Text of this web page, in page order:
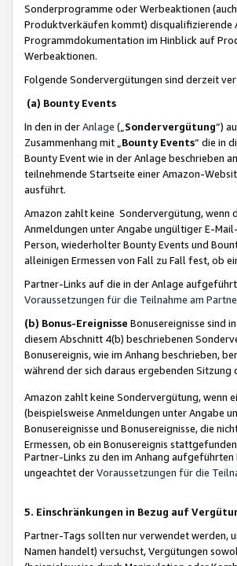
Sonderprogramme oder Werbeaktionen
Produktverkäufen kommt) disqualifizierende
Programmdokumentation im Hinblick auf
Werbeaktionen.
Folgende Sondervergütungen sind derzeit
(a) Bounty Events
In den in derAnlage („ Sondervergütung“)
Zusammenhang mit „ Bounty Events“ die in
Bounty Event wie in der Anlage beschrieben
teilnehmende Startseite einer Amazon-
ausführt.
Amazon zahlt keine Sondervergütung, wenn
Anmeldungen unter Angabe ungültiger E-
Person, wiederholter Bounty Events und
alleinigen Ermessen von Fall zu Fall fest, ob
Partner-Links auf die in der Anlage
Voraussetzungen für die Teilnahme am
(b) Bonus-Ereignisse Bonusereignisse sind
diesem Abschnitt 4(b) beschriebenen
Bonusereignis, wie im Anhang beschrieben,
während der sich daraus ergebenden
Amazon zahlt keine Sondervergütung, wenn
(beispielsweise Anmeldungen unter Angabe
Bonusereignisse und Bonusereignisse, die
Ermessen, ob ein Bonusereignis
Partner-Links zu den im Anhang
ungeachtet derVoraussetzungen für die
5. Einschränkungen in Bezug auf
Partner-Tags sollten nur verwendet werden,
Namen handelt) versuchst, Vergütungen